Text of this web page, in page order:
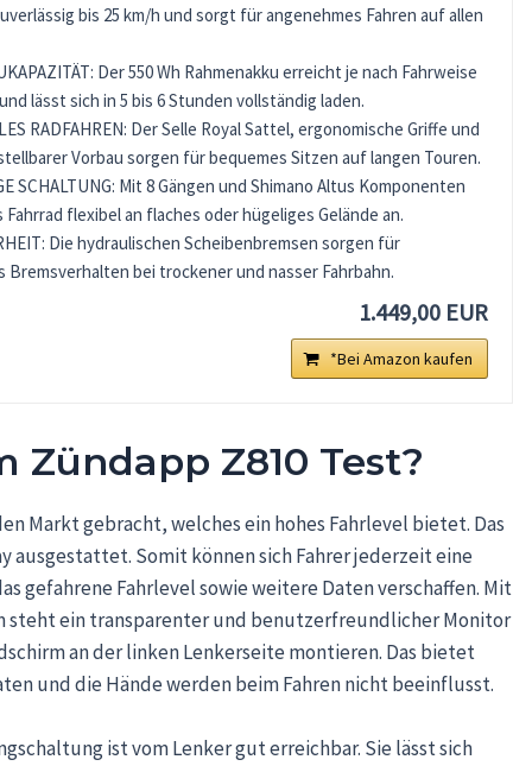
bis 25 km/h und sorgt für angenehmes Fahren auf allen
Der 550 Wh Rahmenakku erreicht je nach Fahrweise
lässt sich in 5 bis 6 Stunden vollständig laden.
RADFAHREN: Der Selle Royal Sattel, ergonomische Griffe und
Vorbau sorgen für bequemes Sitzen auf langen Touren.
SCHALTUNG: Mit 8 Gängen und Shimano Altus Komponenten
Fahrrad flexibel an flaches oder hügeliges Gelände an.
Die hydraulischen Scheibenbremsen sorgen für
Bremsverhalten bei trockener und nasser Fahrbahn.
1.449,00 EUR
*Bei Amazon kaufen
Zündapp Z810 Test?
Markt gebracht, welches ein hohes Fahrlevel bietet. Das
ausgestattet. Somit können sich Fahrer jederzeit eine
gefahrene Fahrlevel sowie weitere Daten verschaffen. Mit
steht ein transparenter und benutzerfreundlicher Monitor
an der linken Lenkerseite montieren. Das bietet
und die Hände werden beim Fahren nicht beeinflusst.
ist vom Lenker gut erreichbar. Sie lässt sich